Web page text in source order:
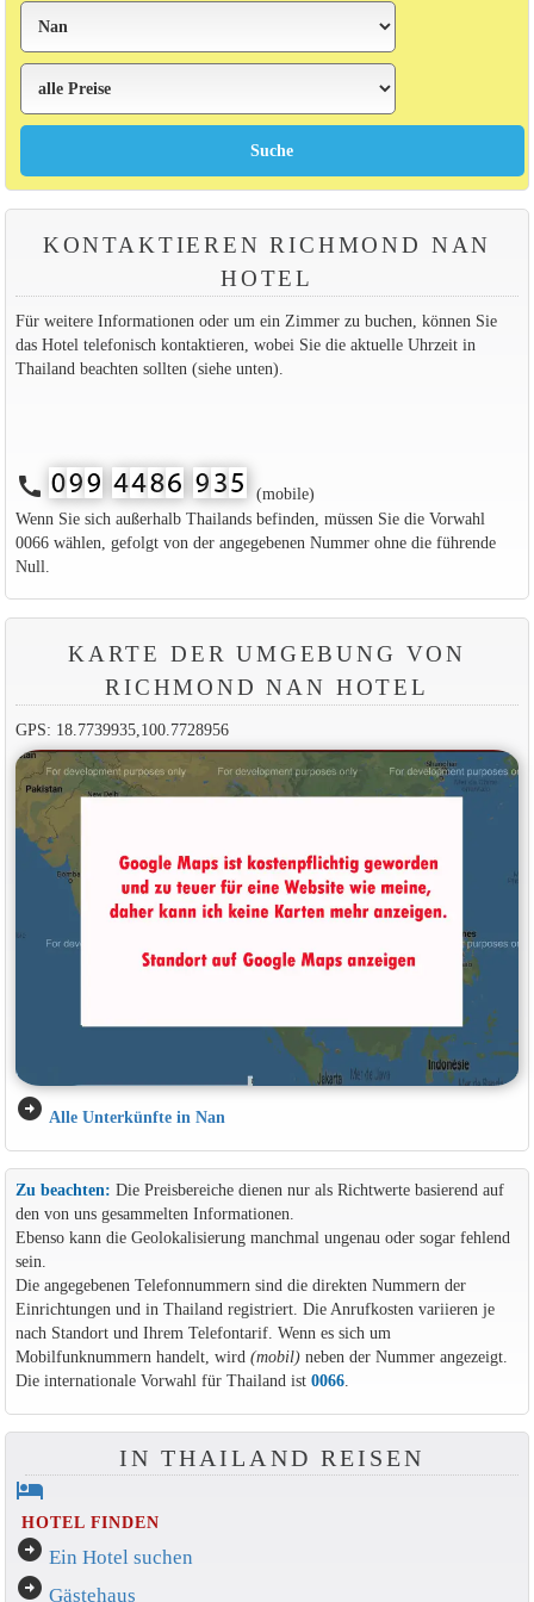
KONTAKTIEREN RICHMOND NAN
HOTEL
Für weitere Informationen oder um ein Zimmer zu buchen, können Sie
das Hotel telefonisch kontaktieren, wobei Sie die aktuelle Uhrzeit in
Thailand beachten sollten (siehe unten).
call
(mobile)
Wenn Sie sich außerhalb Thailands befinden, müssen Sie die Vorwahl
0066 wählen, gefolgt von der angegebenen Nummer ohne die führende
Null.
KARTE DER UMGEBUNG VON
RICHMOND NAN HOTEL
GPS: 18.7739935,100.7728956
arrow_circle_right Alle Unterkünfte in Nan
Zu beachten: Die Preisbereiche dienen nur als Richtwerte basierend auf
den von uns gesammelten Informationen.
Ebenso kann die Geolokalisierung manchmal ungenau oder sogar fehlend
sein.
Die angegebenen Telefonnummern sind die direkten Nummern der
Einrichtungen und in Thailand registriert. Die Anrufkosten variieren je
nach Standort und Ihrem Telefontarif. Wenn es sich um
Mobilfunknummern handelt, wird (mobil)neben der Nummer angezeigt.
Die internationale Vorwahl für Thailand ist 0066.
IN THAILAND REISEN
hotel
HOTEL FINDEN
arrow_circle_right Ein Hotel suchen
arrow_circle_right Gästehaus